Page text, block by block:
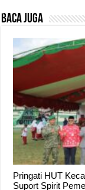
Baca Juga
Pringati HUT
Suport Spirit